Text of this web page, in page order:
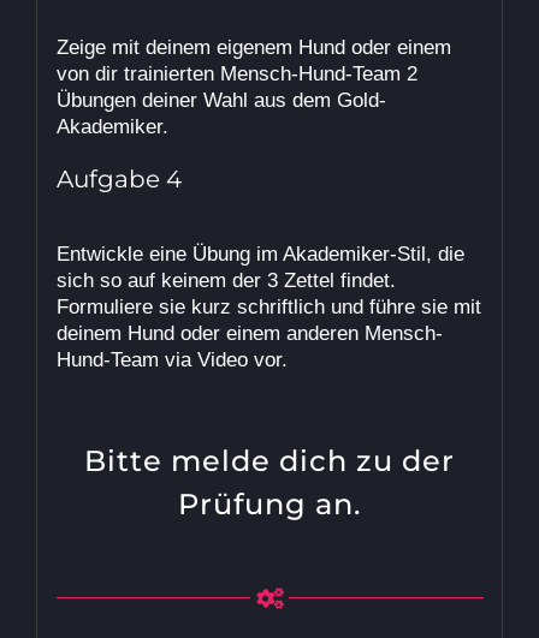
Zeige mit deinem eigenem Hund oder einem
von dir trainierten Mensch-Hund-Team 2
Übungen deiner Wahl aus dem Gold-
Akademiker.
Aufgabe 4
Entwickle eine Übung im Akademiker-Stil, die
sich so auf keinem der 3 Zettel findet.
Formuliere sie kurz schriftlich und führe sie mit
deinem Hund oder einem anderen Mensch-
Hund-Team via Video vor.
Bitte melde dich zu der
Prüfung an.